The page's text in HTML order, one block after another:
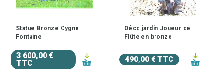
Statue Bronze Cygne
Fontaine
3 600,00 €
TTC
Déco jardin Joueur de
Flûte en bronze
490,00 € TTC